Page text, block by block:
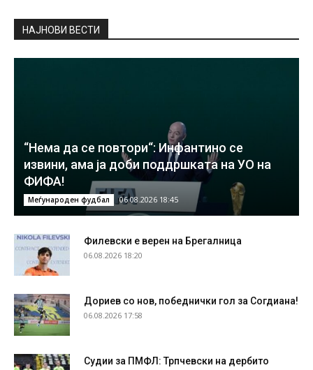
НAЈНОВИ ВЕСТИ
“Нема да се повтори“: Инфантино се
извини, ама ја доби поддршката на УО на
ФИФА!
Меѓународен фудбал 06.08.2026 18:45
Филевски е верен на Брегалница
06.08.2026 18:20
Дориев со нов, победнички гол за Согдиана!
06.08.2026 17:58
Судии за ПМФЛ: Трпчевски на дербито